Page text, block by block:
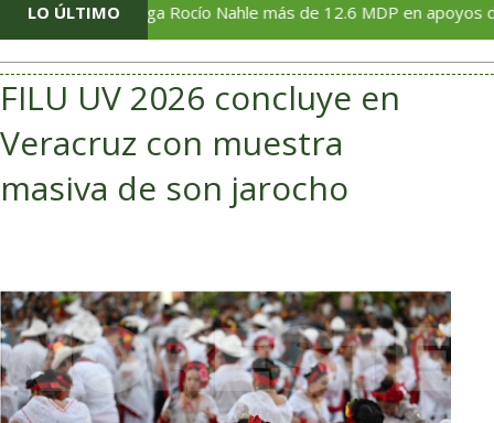
LO ÚLTIMO
Entrega Rocío Nahle más de 12.6 MDP en apoyos directos
FILU UV 2026 concluye en
Veracruz con muestra
masiva de son jarocho